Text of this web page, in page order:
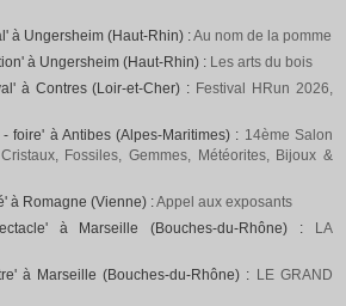
à Ungersheim (Haut-Rhin) :Au nom de la pomme
à Ungersheim (Haut-Rhin) : Les arts du bois
à Contres (Loir-et-Cher) : Festival HRun 2026,
foire' à Antibes (Alpes-Maritimes) : 14ème Salon
Fossiles, Gemmes, Météorites, Bijoux &
à Romagne (Vienne) :Appel aux exposants
à Marseille (Bouches-du-Rhône) :
LA
à Marseille (Bouches-du-Rhône) : LE GRAND